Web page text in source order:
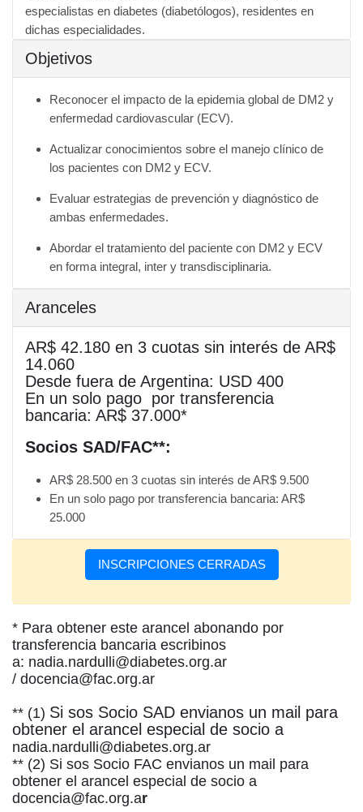
especialistas en diabetes (diabetólogos), residentes en
dichas especialidades.
Objetivos
Reconocer el impacto de la epidemia global de DM2 y
enfermedad cardiovascular (ECV).
Actualizar conocimientos sobre el manejo clínico de
los pacientes con DM2 y ECV.
Evaluar estrategias de prevención y diagnóstico de
ambas enfermedades.
Abordar el tratamiento del paciente con DM2 y ECV
en forma integral, inter y transdisciplinaria.
Aranceles
AR$ 42.180 en 3 cuotas sin interés de AR$
14.060
Desde fuera de Argentina: USD 400
En un solo pago por transferencia
bancaria: AR$ 37.000*
Socios SAD/FAC**:
AR$ 28.500 en 3 cuotas sin interés de AR$ 9.500
En un solo pago por transferencia bancaria: AR$
25.000
INSCRIPCIONES CERRADAS
* Para obtener este arancel abonando por
transferencia bancaria escribinos
a: nadia.nardulli@diabetes.org.ar
/ docencia@fac.org.ar
** (1) Si sos Socio SAD envianos un mail para
obtener el arancel especial de socio a
nadia.nardulli@diabetes.org.ar
** (2) Si sos Socio FAC envianos un mail para
obtener el arancel especial de socio a
docencia@fac.org.ar